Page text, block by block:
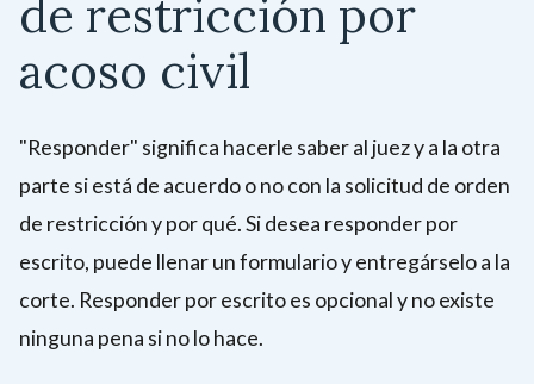
de restricción por
acoso civil
"Responder" significa hacerle saber al juez y a la otra
parte si está de acuerdo o no con la solicitud de orden
de restricción y por qué. Si desea responder por
escrito, puede llenar un formulario y entregárselo a la
corte. Responder por escrito es opcional y no existe
ninguna pena si no lo hace.